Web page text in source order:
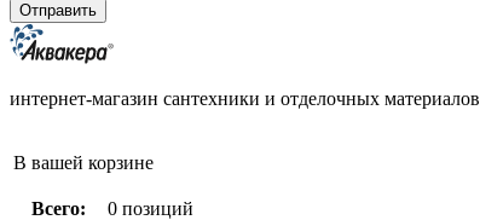
интернет-магазин сантехники и отделочных материалов
В вашей корзине
Всего:
0 позиций